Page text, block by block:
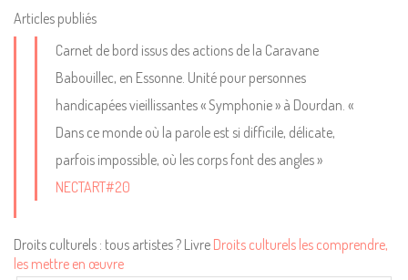
Articles publiés
Carnet de bord issus des actions de la Caravane
Babouillec, en Essonne. Unité pour personnes
handicapées vieillissantes « Symphonie » à Dourdan. «
Dans ce monde où la parole est si difficile, délicate,
parfois impossible, où les corps font des angles »
NECTART#20
Droits culturels : tous artistes ? Livre Droits culturels les comprendre,
les mettre en œuvre
Pour nous contacter ou s'inscrire à l'infolettre mensuelle
diffusion@editions-attribut.fr
Régie publicitaire